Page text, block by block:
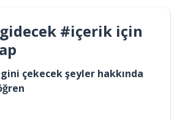
#içerik için
çekecek şeyler hakkında